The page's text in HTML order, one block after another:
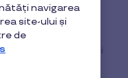
reprezintă, beneficii
navigarea
site-ului și
de